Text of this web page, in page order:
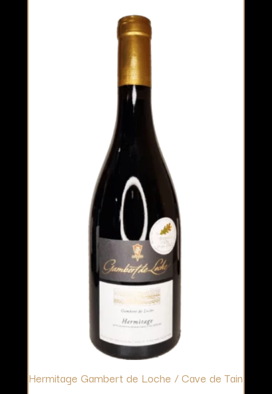
Hermitage Gambert de Loche / Cave de Tain